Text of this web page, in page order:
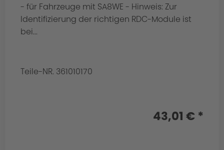
- für Fahrzeuge mit SA8WE - Hinweis: Zur
Identifizierung der richtigen RDC-Module ist
bei...
Teile-NR. 361010170
43,01 € *